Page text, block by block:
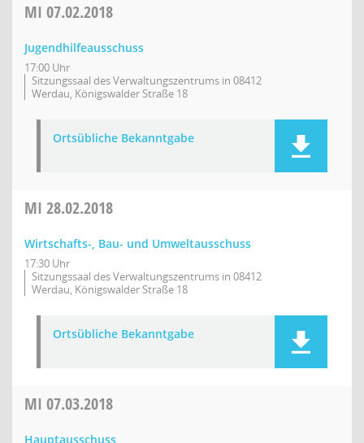
MI 07.02.2018
Jugendhilfeausschuss
17:00 Uhr
Sitzungssaal des Verwaltungszentrums in 08412
Werdau, Königswalder Straße 18
Ortsübliche Bekanntgabe
MI 28.02.2018
Wirtschafts-, Bau- und Umweltausschuss
17:30 Uhr
Sitzungssaal des Verwaltungszentrums in 08412
Werdau, Königswalder Straße 18
Ortsübliche Bekanntgabe
MI 07.03.2018
Hauptausschuss